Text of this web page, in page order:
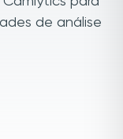
de análise